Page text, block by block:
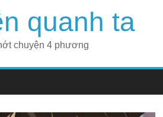
quanh ta
chuyện 4 phương